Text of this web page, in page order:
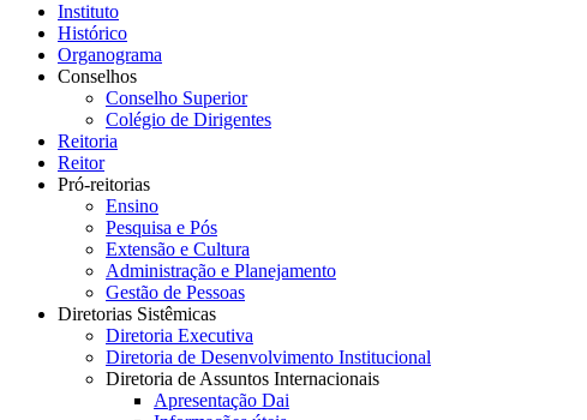
Instituto
Histórico
Organograma
Conselhos
Conselho Superior
Colégio de Dirigentes
Reitoria
Reitor
Pró-reitorias
Ensino
Pesquisa e Pós
Extensão e Cultura
Administração e Planejamento
Gestão de Pessoas
Diretorias Sistêmicas
Diretoria Executiva
Diretoria de Desenvolvimento Institucional
Diretoria de Assuntos Internacionais
Apresentação Dai